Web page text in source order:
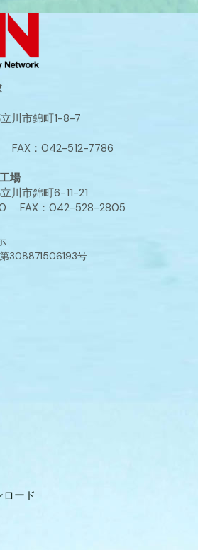
川市錦町1-8-7
FAX：042-512-7786
場
市錦町6-11-21
FAX：042-528-2805
308871506193号
ード